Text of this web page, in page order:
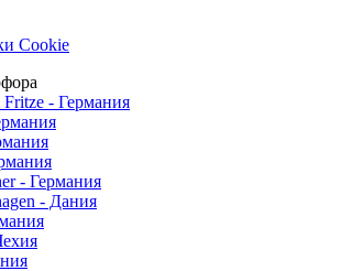
Cookie
- Германия
- Германия
- Дания